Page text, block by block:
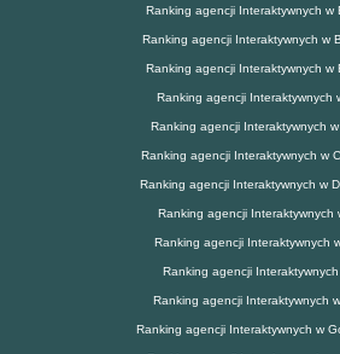
Ranking agencji Interaktywnych w
Ranking agencji Interaktywnych w
Ranking agencji Interaktywnych w
Ranking agencji Interaktywnych
Ranking agencji Interaktywnych
Ranking agencji Interaktywnych w
Ranking agencji Interaktywnych w
Ranking agencji Interaktywnych
Ranking agencji Interaktywnych
Ranking agencji
Ranking agencji Interaktywnych
Ranking agencji Interaktywnych w